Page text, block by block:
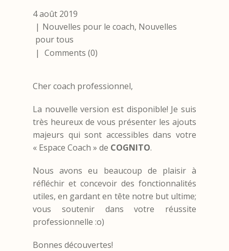
4 août 2019
Nouvelles pour le coach, Nouvelles
pour tous
Comments (0)
Cher coach professionnel,
La nouvelle version est disponible! Je suis
très heureux de vous présenter les ajouts
majeurs qui sont accessibles dans votre
« Espace Coach » de COGNITO.
Nous avons eu beaucoup de plaisir à
réfléchir et concevoir des fonctionnalités
utiles, en gardant en tête notre but ultime;
vous soutenir dans votre réussite
professionnelle :o)
Bonnes découvertes!